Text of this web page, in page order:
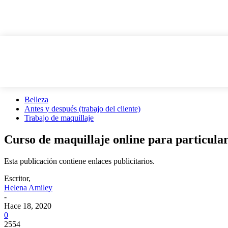
Belleza
Antes y después (trabajo del cliente)
Trabajo de maquillaje
Curso de maquillaje online para
Esta publicación contiene enlaces publicitarios.
Escritor,
Helena Amiley
-
Hace 18, 2020
0
2554